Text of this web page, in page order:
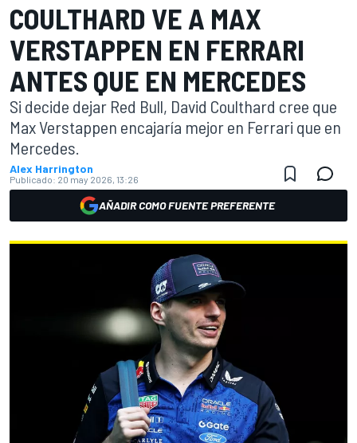
COULTHARD VE A MAX
VERSTAPPEN EN FERRARI
ANTES QUE EN MERCEDES
Si decide dejar Red Bull, David Coulthard cree que
Max Verstappen encajaría mejor en Ferrari que en
Mercedes.
Alex Harrington
Publicado: 20 may 2026, 13:26
AÑADIR COMO FUENTE PREFERENTE